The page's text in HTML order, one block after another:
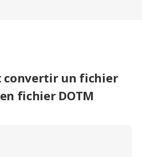
convertir un fichier
en fichier DOTM